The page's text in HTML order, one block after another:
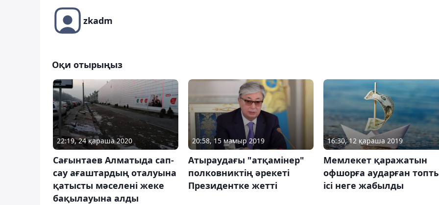
zkadm
Оқи отырыңыз
22:19, 24 қараша 2020
Сағынтаев Алматыда сап-
сау ағаштардың оталуына
қатысты мәселені жеке
бақылауына алды
20:58, 15 мамыр 2019
Атыраудағы "атқамінер"
полковниктің әрекеті
Президентке жетті
16:30, 12 қараша 2019
Мемлекет қаражатын
офшорға аударған
ісі неге жабылды